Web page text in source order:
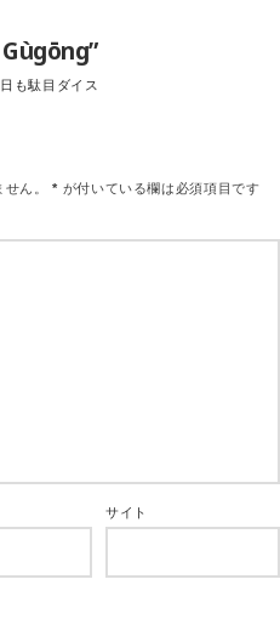
も駄目ダイス
ん。 * が付いている欄は必須項目です
サイト